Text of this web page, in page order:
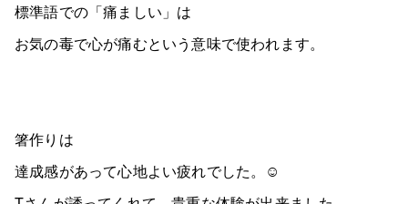
標準語での「痛ましい」は
お気の毒で心が痛むという意味で使われます。
箸作りは
達成感があって心地よい疲れでした。☺️